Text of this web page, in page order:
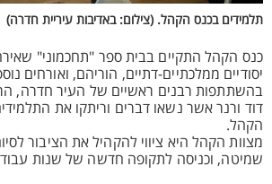
תלמידים בכנס הקהל. (צילום: באדיבות עיריית חדרה)
כנס הקהל התקיים בבית ספר "תחכמוני"
יסודיים ממלכתיים-דתיים, הוריהם, ואורחים
בהשתתפות רבנים ראשיים של העיר חדרה,
דוד ורנר אשר נשאו דברים וריתקו את
הקהל.
מצוות הקהל היא ציווי להקהיל את הציבור
שמיטה, וכניסה לתקופה חדשה של שנות